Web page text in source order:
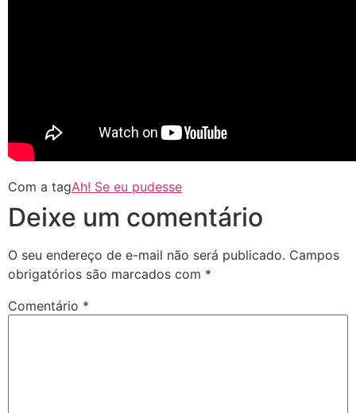
Com a tagAh! Se eu pudesse
Deixe um comentário
O seu endereço de e-mail não será publicado. Campos
obrigatórios são marcados com *
Comentário *